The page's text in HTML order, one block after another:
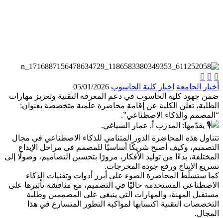
  
أخبار الجامعة اخبار كلية الحاسوب 05/01/2026
ضمن جهود كلية الحاسوب في دعم المعرفة التقنية وتعزيز مهارات
الطلبة، تعلن الكلية عن إقامة محاضرة علمية متخصصة بعنوان:
“المصمم والذكاء الاصطناعي”.
يقدّمها: المدرب أ. عمار السياغي.
تتناول هذه المحاضرة الدور المتنامي للذكاء الاصطناعي في مجال
التصميم، وكيف أصبح شريكًا أساسيًا للمصمم في مراحل الإبداع
المختلفة، بدءًا من توليد الأفكار، مرورًا بتحسين التصاميم، وصولًا إلى
تسريع الإنتاج ورفع جودة المخرجات.
كما ستسلّط المحاضرة الضوء على أبرز أدوات وتقنيات الذكاء
الاصطناعي المستخدمة حاليًا في التصميم، مع مناقشة تأثيرها على
مستقبل المهنة، والمهارات التي ينبغي على المصممين وطلبة
التخصصات التقنية اكتسابها لمواكبة التطور المتسارع في هذا
المجال.